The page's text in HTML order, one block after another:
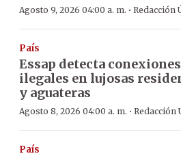
Agosto 9, 2026 04:00 a. m. · Redacción
País
Essap detecta conexiones
ilegales en lujosas
y aguateras
Agosto 8, 2026 04:00 a. m. · Redacción
País